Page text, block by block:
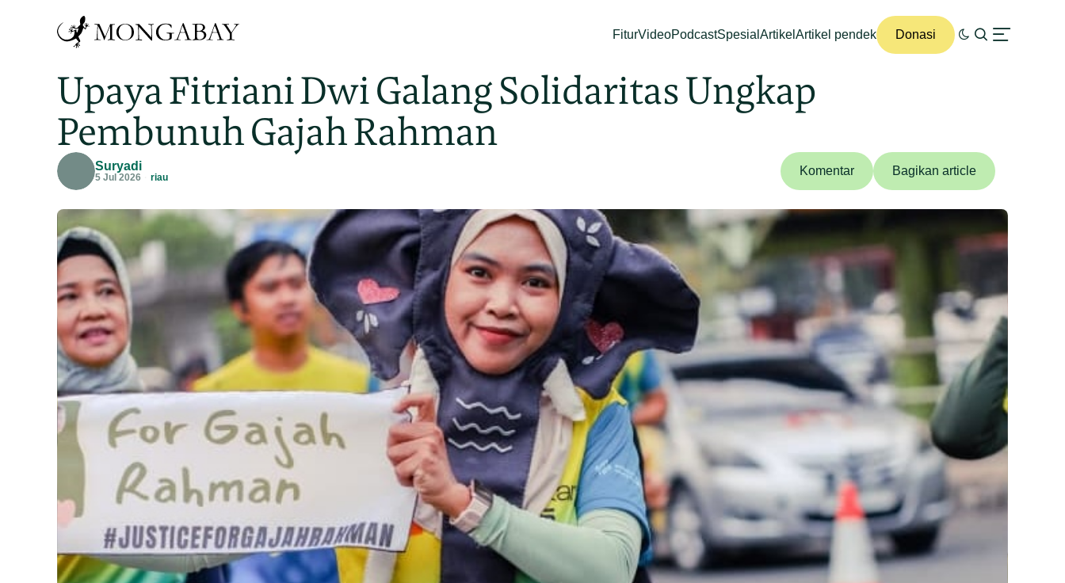
FiturVideoPodcastSpesial Artikel Artikel pendek Donasi
Upaya Fitriani Dwi Galang Solidaritas Ungkap
Pembunuh Gajah Rahman
Suryadi
5 Jul 2026 riau Komentar Bagikan article